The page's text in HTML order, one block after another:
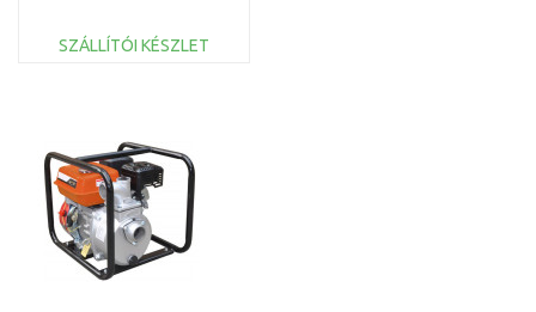
SZÁLLÍTÓI KÉSZLET